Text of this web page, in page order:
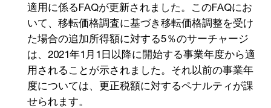
適用に係るFAQが更新されました。このFAQにお
いて、移転価格調査に基づき移転価格調整を受け
た場合の追加所得額に対する5％のサーチャージ
は、2021年1月1日以降に開始する事業年度から適
用されることが示されました。それ以前の事業年
度については、更正税額に対するペナルティが課
せられます。